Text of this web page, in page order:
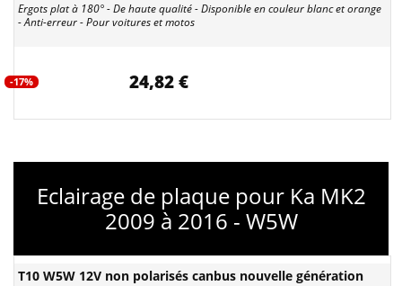
Ergots plat à 180° - De haute qualité - Disponible en couleur blanc et orange
- Anti-erreur - Pour voitures et motos
-17% 24,82 €
Eclairage de plaque pour Ka MK2
2009 à 2016 - W5W
T10 W5W 12V non polarisés canbus nouvelle génération